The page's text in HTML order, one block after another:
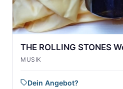
THE ROLLING STONES
MUSIK
Dein Angebot?